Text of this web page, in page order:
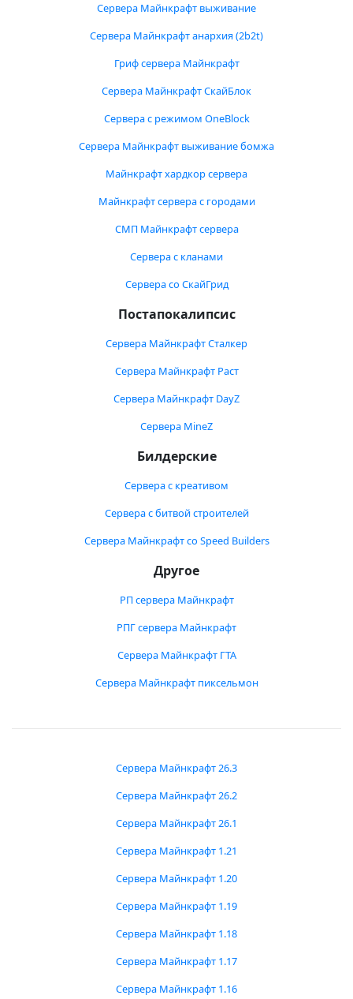
Сервера Майнкрафт выживание
Сервера Майнкрафт анархия (2b2t)
Гриф сервера Майнкрафт
Сервера Майнкрафт СкайБлок
Сервера с режимом OneBlock
Сервера Майнкрафт выживание бомжа
Майнкрафт хардкор сервера
Майнкрафт сервера с городами
СМП Майнкрафт сервера
Сервера с кланами
Сервера со СкайГрид
Постапокалипсис
Сервера Майнкрафт Сталкер
Сервера Майнкрафт Раст
Сервера Майнкрафт DayZ
Сервера MineZ
Билдерские
Сервера с креативом
Сервера с битвой строителей
Сервера Майнкрафт со Speed Builders
Другое
РП сервера Майнкрафт
РПГ сервера Майнкрафт
Сервера Майнкрафт ГТА
Сервера Майнкрафт пиксельмон
Сервера Майнкрафт 26.3
Сервера Майнкрафт 26.2
Сервера Майнкрафт 26.1
Сервера Майнкрафт 1.21
Сервера Майнкрафт 1.20
Сервера Майнкрафт 1.19
Сервера Майнкрафт 1.18
Сервера Майнкрафт 1.17
Сервера Майнкрафт 1.16